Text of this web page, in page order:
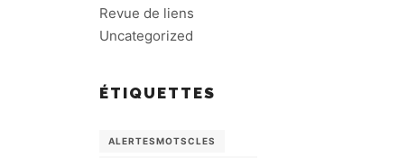
Revue de liens
Uncategorized
ÉTIQUETTES
ALERTESMOTSCLES